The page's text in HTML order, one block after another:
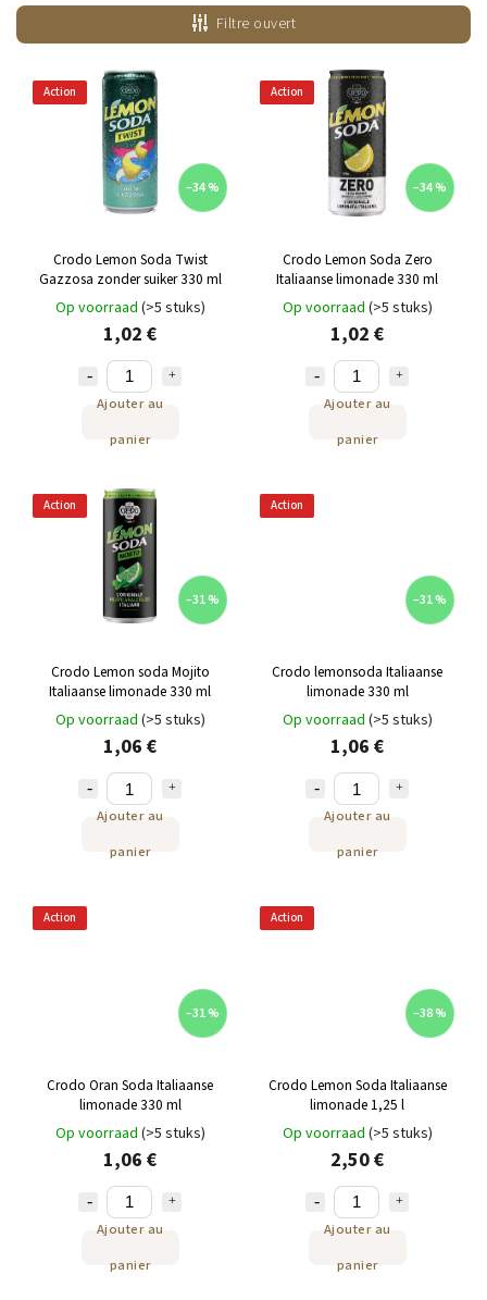
Le plus cher
Bestsellers
Alphabétiquement
Filtre ouvert
Action
–34 %
Crodo Lemon Soda Twist
Gazzosa zonder suiker 330 ml
Op voorraad (>5 stuks)
1,02 €
Ajouter au
panier
Action
–34 %
Crodo Lemon Soda Zero
Italiaanse limonade 330 ml
Op voorraad (>5 stuks)
1,02 €
Ajouter au
panier
Action
–31 %
Crodo Lemon soda Mojito
Italiaanse limonade 330 ml
Op voorraad (>5 stuks)
1,06 €
Ajouter au
panier
Action
–31 %
Crodo lemonsoda Italiaanse
limonade 330 ml
Op voorraad (>5 stuks)
1,06 €
Ajouter au
panier
Action
–31 %
Crodo Oran Soda Italiaanse
limonade 330 ml
Op voorraad (>5 stuks)
1,06 €
Ajouter au
panier
Action
–38 %
Crodo Lemon Soda Italiaanse
limonade 1,25 l
Op voorraad (>5 stuks)
2,50 €
Ajouter au
panier